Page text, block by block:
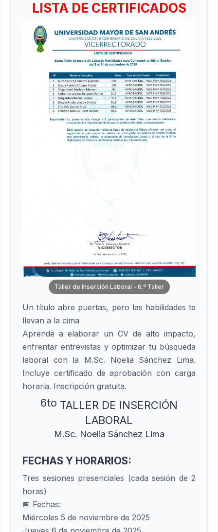
LISTA DE CERTIFICADOS
Taller de Inserción Laboral - 6.º Taller
Un título abre puertas, pero las habilidades te
llevan a la cima
Aprende a elaborar un CV de alto impacto,
enfrentar entrevistas y optimizar tu búsqueda
laboral con la M.Sc. Noelia Sánchez Lima.
Incluye certificado de aprobación con carga
horaria. Inscripción gratuita.
6to TALLER DE INSERCIÓN
LABORAL
M.Sc. Noelia Sánchez Lima
FECHAS Y HORARIOS:
Tres sesiones presenciales (cada sesión de 2
horas)
📅 Fechas:
Miércoles 5 de noviembre de 2025